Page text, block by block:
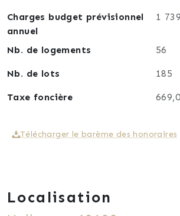
Charges budget prévisionnel
annuel
1
Nb. de logements 56
Nb. de lots 185
Taxe foncière
Télécharger le barème des honoraires
Localisation